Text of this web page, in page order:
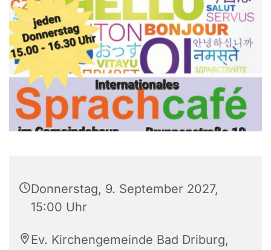
Donnerstag, 9. September 2027,
15:00 Uhr
Ev. Kirchengemeinde Bad Driburg,